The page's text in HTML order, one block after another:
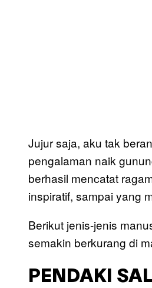
Jujur saja, aku tak
pengalaman naik
berhasil mencatat
inspiratif, sampai yang
Berikut jenis-jenis
semakin berkurang di
PENDAKI